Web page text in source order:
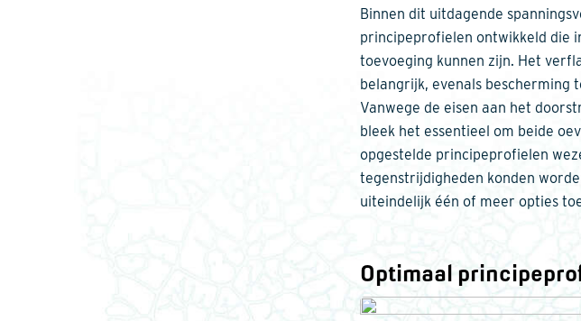
Binnen dit uitdagende
principeprofielen ontwikkeld die
toevoeging kunnen zijn. Het
belangrijk, evenals bescherming
Vanwege de eisen aan het
bleek het essentieel om beide
opgestelde principeprofielen
tegenstrijdigheden konden
uiteindelijk één of meer opties
Optimaal